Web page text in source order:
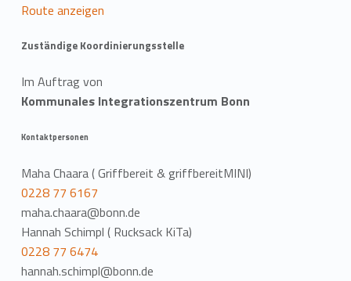
Route anzeigen
Zuständige Koordinierungsstelle
Im Auftrag von
Kommunales Integrationszentrum Bonn
Kontaktpersonen
Maha Chaara ( Griffbereit & griffbereitMINI)
0228 77 6167
maha.chaara@bonn.de
Hannah Schimpl ( Rucksack KiTa)
0228 77 6474
hannah.schimpl@bonn.de